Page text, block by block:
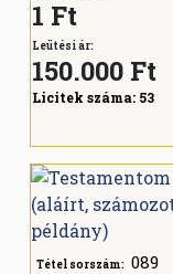
1 Ft
Leütési ár:
150.000 Ft
Licitek száma: 53
Tétel sorszám: 089